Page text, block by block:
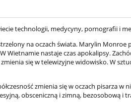
technologii, medycyny, pornografii i
na oczach świata. Marylin Monroe
Wietnamie nastaje czas apokalipsy.
się w telewizyjne widowisko. W
zmienia się w oczach pisarza w
obsceniczną i zimną, bezosobową i